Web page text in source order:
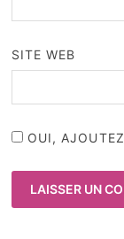
SITE WEB
OUI,